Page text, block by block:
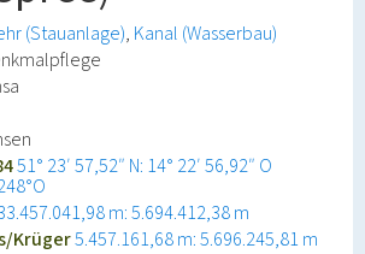
(Stauanlage) Kanal (Wasserbau)
51° 23′ 57,52″ N: 14° 22′ 56,92″ O
m: 5.694.412,38 m
Krüger5.457.161,68 m: 5.696.245,81 m